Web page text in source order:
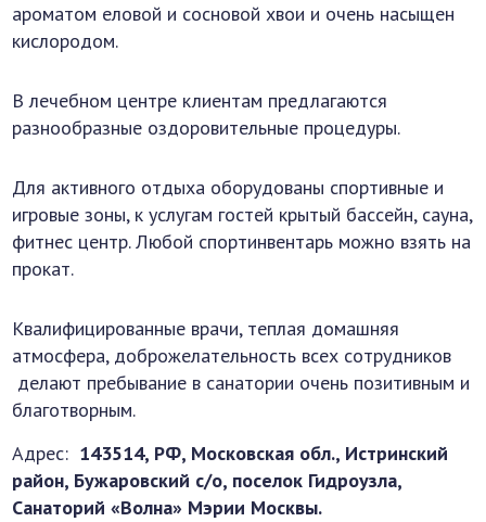
ароматом еловой и сосновой хвои и очень насыщен
кислородом.
В лечебном центре клиентам предлагаются
разнообразные оздоровительные процедуры.
Для активного отдыха оборудованы спортивные и
игровые зоны, к услугам гостей крытый бассейн, сауна,
фитнес центр. Любой спортинвентарь можно взять на
прокат.
Квалифицированные врачи, теплая домашняя
атмосфера, доброжелательность всех сотрудников
делают пребывание в санатории очень позитивным и
благотворным.
Адрес: 143514, РФ, Московская обл., Истринский
район, Бужаровский с/о, поселок Гидроузла,
Санаторий «Волна» Мэрии Москвы.